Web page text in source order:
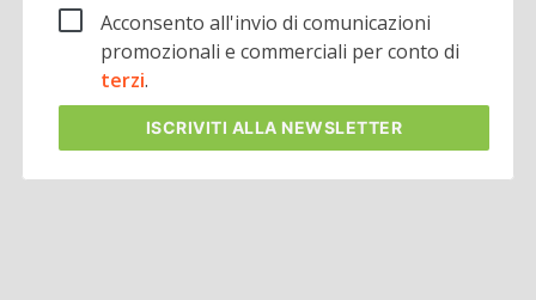
Acconsento all'invio di comunicazioni
promozionali e commerciali per conto di
terzi.
ISCRIVITI ALLA NEWSLETTER